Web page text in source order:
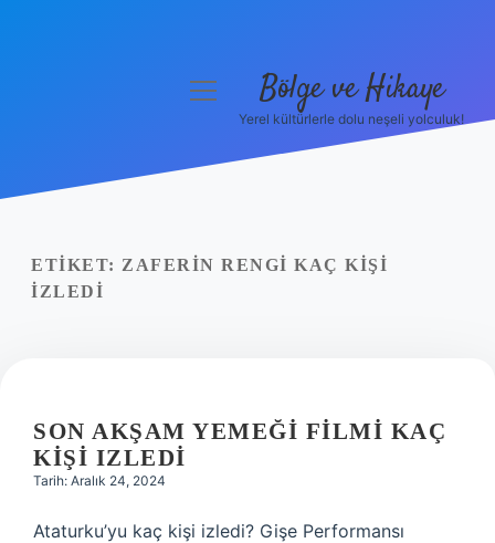
Yasal Uyarı
menüyü
Bölge ve Hikaye
Yerel kültürlerle dolu neşeli yolculuk!
ETIKET: ZAFERIN RENGI KAÇ KIŞI
IZLEDI
SON AKŞAM YEMEĞI FILMI KAÇ
KIŞI IZLEDI
Tarih: Aralık 24, 2024
Ataturku’yu kaç kişi izledi? Gişe Performansı